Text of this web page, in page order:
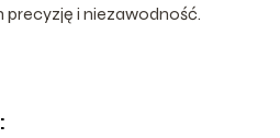
i niezawodność.